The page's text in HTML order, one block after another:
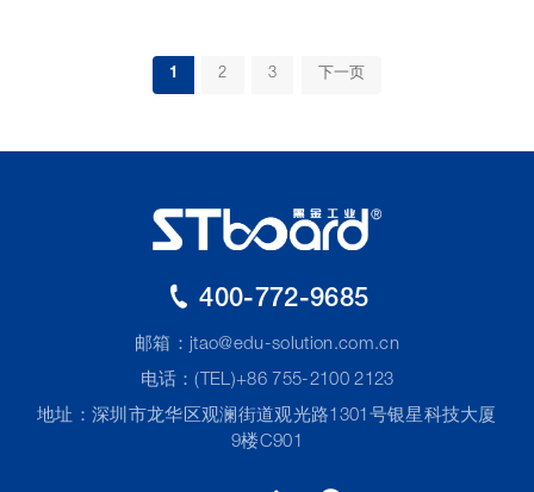
1 2 3 下一页
400-772-9685
邮箱： jtao@edu-solution.com.cn
电话：(TEL)+86 755-2100 2123
地址：深圳市龙华区观澜街道观光路1301号银星科技大厦
9楼C901